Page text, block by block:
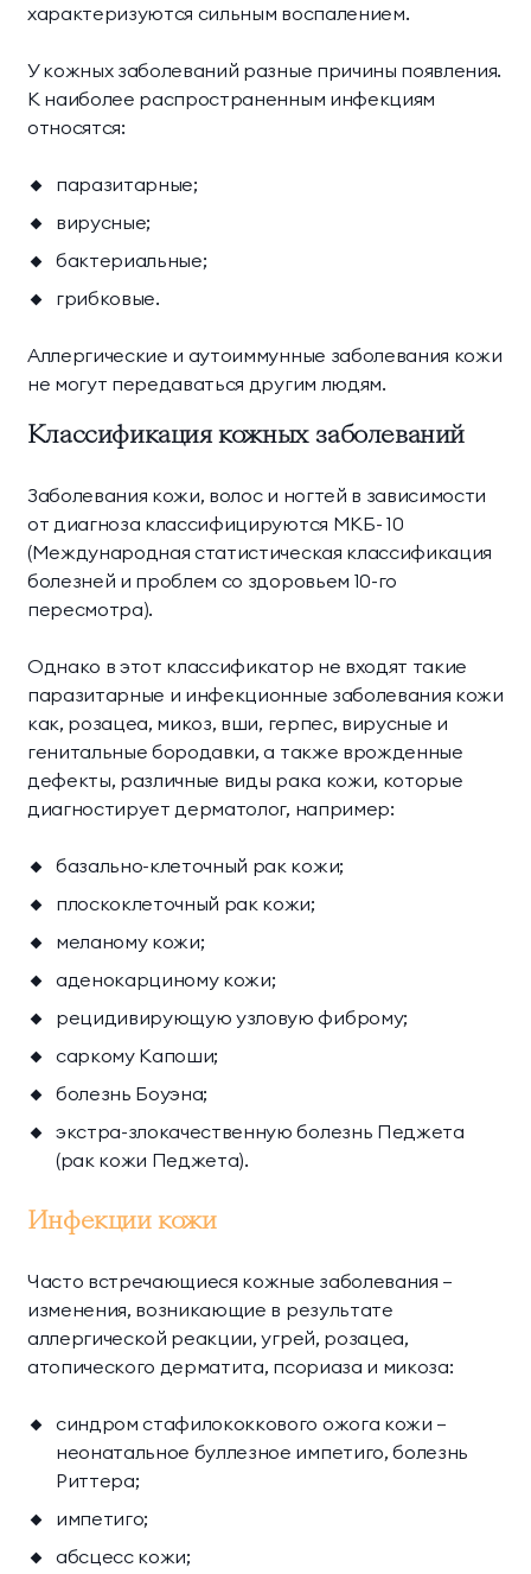
характеризуются сильным воспалением.
У кожных заболеваний разные причины появления.
К наиболее распространенным инфекциям
относятся:
паразитарные;
вирусные;
бактериальные;
грибковые.
Аллергические и аутоиммунные заболевания кожи
не могут передаваться другим людям.
Классификация кожных заболеваний
Заболевания кожи, волос и ногтей в зависимости
от диагноза классифицируются МКБ- 10
(Международная статистическая классификация
болезней и проблем со здоровьем 10-го
пересмотра).
Однако в этот классификатор не входят такие
паразитарные и инфекционные заболевания кожи
как, розацеа, микоз, вши, герпес, вирусные и
генитальные бородавки, а также врожденные
дефекты, различные виды рака кожи, которые
диагностирует дерматолог, например:
базально-клеточный рак кожи;
плоскоклеточный рак кожи;
меланому кожи;
аденокарциному кожи;
рецидивирующую узловую фиброму;
саркому Капоши;
болезнь Боуэна;
экстра-злокачественную болезнь Педжета
(рак кожи Педжета).
Инфекции кожи
Часто встречающиеся кожные заболевания —
изменения, возникающие в результате
аллергической реакции, угрей, розацеа,
атопического дерматита, псориаза и микоза:
синдром стафилококкового ожога кожи —
неонатальное буллезное импетиго, болезнь
Риттера;
импетиго;
абсцесс кожи;